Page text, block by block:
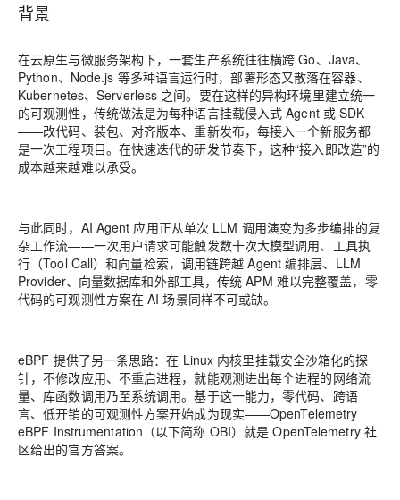
背景
在云原生与微服务架构下，一套生产系统往往横跨 Go、Java、
Python、Node.js 等多种语言运行时，部署形态又散落在容器、
Kubernetes、Serverless 之间。要在这样的异构环境里建立统一
的可观测性，传统做法是为每种语言挂载侵入式 Agent 或 SDK
——改代码、装包、对齐版本、重新发布，每接入一个新服务都
是一次工程项目。在快速迭代的研发节奏下，这种“接入即改造”的
成本越来越难以承受。
与此同时，AI Agent 应用正从单次 LLM 调用演变为多步编排的复
杂工作流——一次用户请求可能触发数十次大模型调用、工具执
行（Tool Call）和向量检索，调用链跨越 Agent 编排层、LLM
Provider、向量数据库和外部工具，传统 APM 难以完整覆盖，零
代码的可观测性方案在 AI 场景同样不可或缺。
eBPF 提供了另一条思路：在 Linux 内核里挂载安全沙箱化的探
针，不修改应用、不重启进程，就能观测进出每个进程的网络流
量、库函数调用乃至系统调用。基于这一能力，零代码、跨语
言、低开销的可观测性方案开始成为现实——OpenTelemetry
eBPF Instrumentation（以下简称 OBI）就是 OpenTelemetry 社
区给出的官方答案。